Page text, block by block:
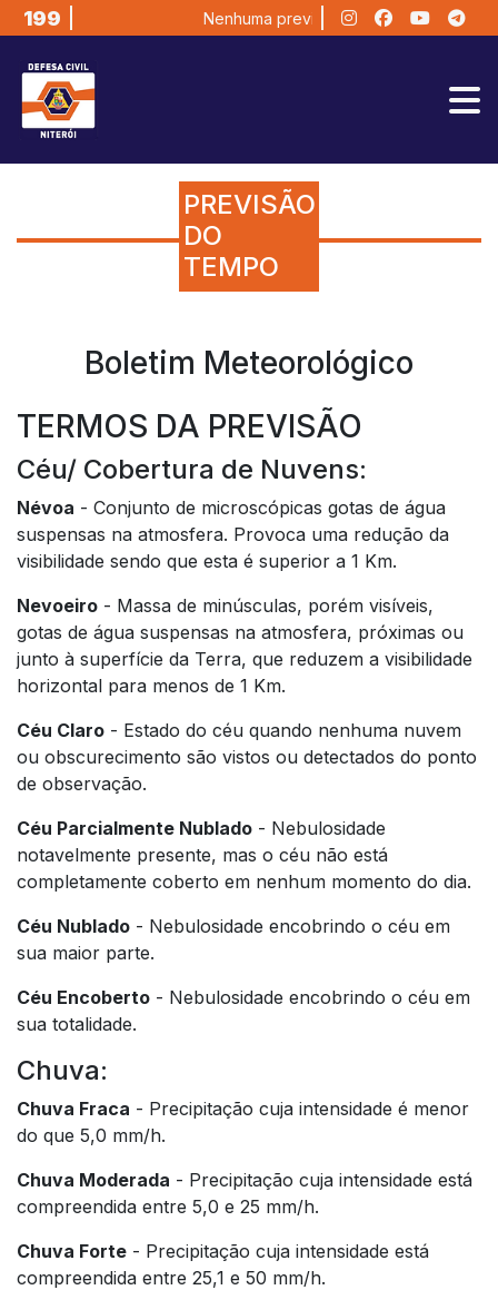
199 Nenhuma previsão disponível no
PREVISÃO
DO
TEMPO
Boletim Meteorológico
TERMOS DA PREVISÃO
Céu/ Cobertura de Nuvens:
Névoa - Conjunto de microscópicas gotas de água
suspensas na atmosfera. Provoca uma redução da
visibilidade sendo que esta é superior a 1 Km.
Nevoeiro - Massa de minúsculas, porém visíveis,
gotas de água suspensas na atmosfera, próximas ou
junto à superfície da Terra, que reduzem a visibilidade
horizontal para menos de 1 Km.
Céu Claro - Estado do céu quando nenhuma nuvem
ou obscurecimento são vistos ou detectados do ponto
de observação.
Céu Parcialmente Nublado - Nebulosidade
notavelmente presente, mas o céu não está
completamente coberto em nenhum momento do dia.
Céu Nublado - Nebulosidade encobrindo o céu em
sua maior parte.
Céu Encoberto - Nebulosidade encobrindo o céu em
sua totalidade.
Chuva:
Chuva Fraca - Precipitação cuja intensidade é menor
do que 5,0 mm/h.
Chuva Moderada - Precipitação cuja intensidade está
compreendida entre 5,0 e 25 mm/h.
Chuva Forte - Precipitação cuja intensidade está
compreendida entre 25,1 e 50 mm/h.